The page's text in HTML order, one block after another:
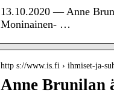
13.10.2020 — Anne
Moninainen- …
http s://www.is.fi › ihmiset-ja-
Anne Brunilan